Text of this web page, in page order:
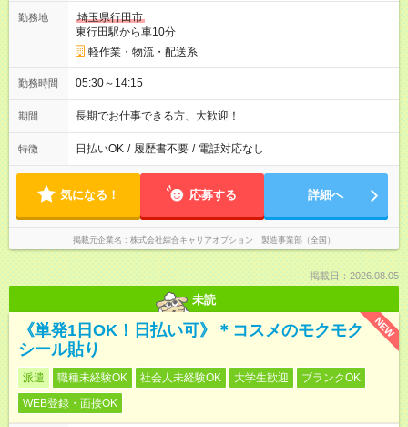
勤務地
埼玉県行田市
東行田駅から車10分
軽作業・物流・配送系
勤務時間 05:30～14:15
期間 長期でお仕事できる方、大歓迎！
特徴 日払いOK / 履歴書不要 / 電話対応なし
気になる！ 応募する 詳細へ
掲載元企業名 株式会社綜合キャリアオプション 製造事業部（全国）
掲載日：2026.08.05
未読
NEW
《単発1日OK！日払い可》＊コスメのモクモク
シール貼り
派遣 職種未経験OK 社会人未経験OK 大学生歓迎
ブランクOK
WEB登録・面接OK